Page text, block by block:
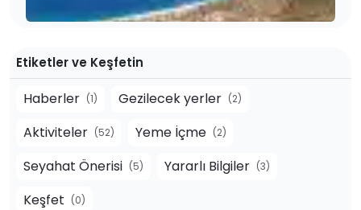
Etiketler ve Keşfetin
Haberler (1) Gezilecek yerler (2)
Aktiviteler (52) Yeme İçme (2)
Seyahat Önerisi (5) Yararlı Bilgiler (3)
Keşfet (0)